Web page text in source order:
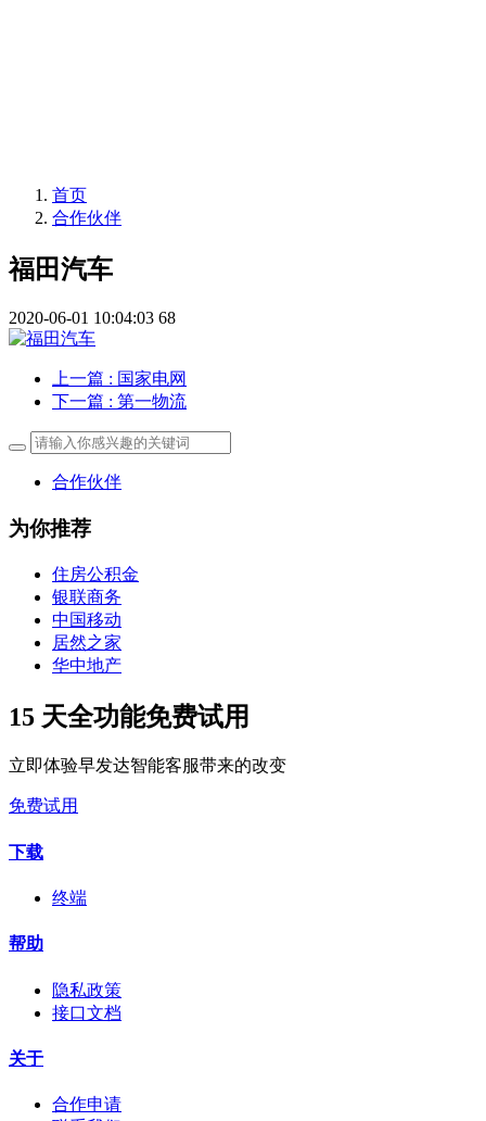
首页
合作伙伴
福田汽车
2020-06-01 10:04:03 68
上一篇 : 国家电网
下一篇 : 第一物流
合作伙伴
为你推荐
住房公积金
银联商务
中国移动
居然之家
华中地产
15 天全功能免费试用
立即体验早发达智能客服带来的改变
免费试用
下载
终端
帮助
隐私政策
接口文档
关于
合作申请